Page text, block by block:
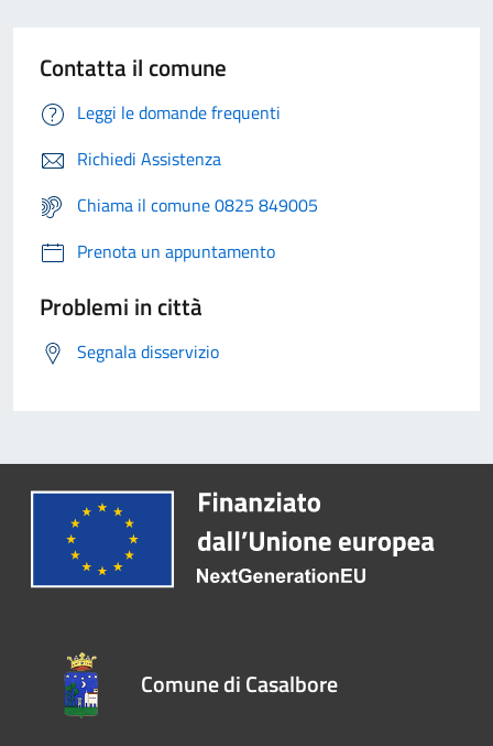
Contatta il comune
Leggi le domande frequenti
Richiedi Assistenza
Chiama il comune 0825 849005
Prenota un appuntamento
Problemi in città
Segnala disservizio
Comune di Casalbore